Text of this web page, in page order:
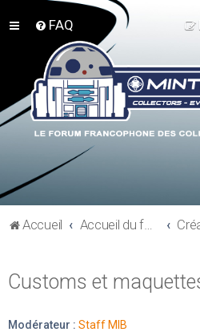
FAQ
Accueil Accueil du forum
Customs et
Modérateur : Staff MIB